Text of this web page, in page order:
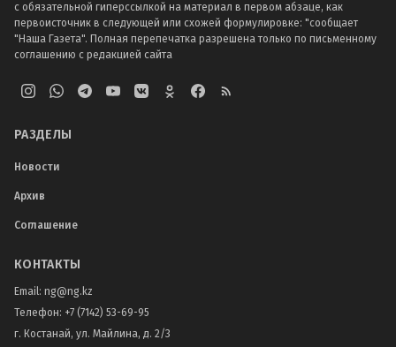
с обязательной гиперссылкой на материал в первом абзаце, как
первоисточник в следующей или схожей формулировке: "сообщает
"Наша Газета". Полная перепечатка разрешена только по письменному
соглашению с редакцией сайта
РАЗДЕЛЫ
Новости
Архив
Соглашение
КОНТАКТЫ
Email: ng@ng.kz
Телефон: +7 (7142) 53-69-95
г. Костанай, ул. Майлина, д. 2/3